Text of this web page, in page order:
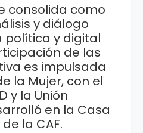
consolida como
y diálogo
política y digital
de las
es impulsada
la Mujer, con el
y la Unión
en la Casa
la CAF.